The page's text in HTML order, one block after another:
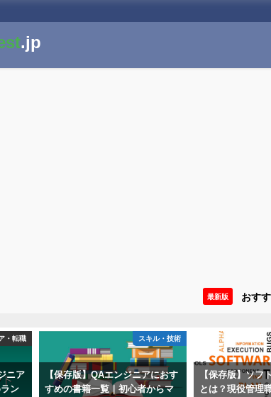
最新版 おす
・転職
ニア
ン
スキル・技術
【保存版】QAエンジニアにおす
すめの書籍一覧｜初心者からマ
【保存版】ソフ
とは？現役管理